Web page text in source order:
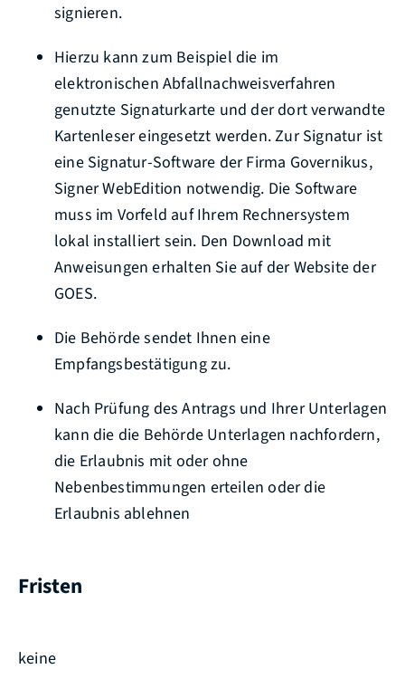
signieren.
Hierzu kann zum Beispiel die im
elektronischen Abfallnachweisverfahren
genutzte Signaturkarte und der dort verwandte
Kartenleser eingesetzt werden. Zur Signatur ist
eine Signatur-Software der Firma Governikus,
Signer WebEdition notwendig. Die Software
muss im Vorfeld auf Ihrem Rechnersystem
lokal installiert sein. Den Download mit
Anweisungen erhalten Sie auf der Website der
GOES.
Die Behörde sendet Ihnen eine
Empfangsbestätigung zu.
Nach Prüfung des Antrags und Ihrer Unterlagen
kann die die Behörde Unterlagen nachfordern,
die Erlaubnis mit oder ohne
Nebenbestimmungen erteilen oder die
Erlaubnis ablehnen
Fristen
keine